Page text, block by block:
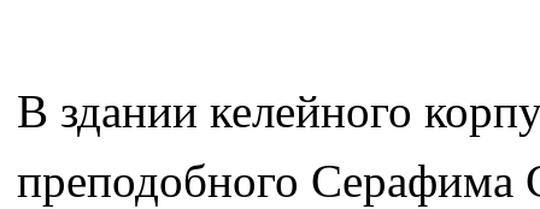
В здании келейного
преподобного Серафима